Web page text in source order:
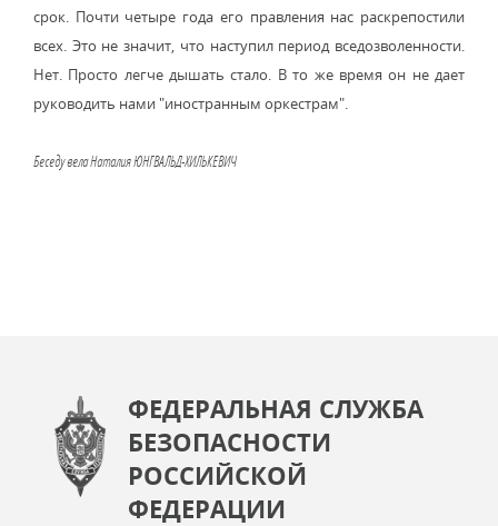
срок. Почти четыре года его правления нас раскрепостили
всех. Это не значит, что наступил период вседозволенности.
Нет. Просто легче дышать стало. В то же время он не дает
руководить нами "иностранным оркестрам".
Беседу вела Наталия ЮНГВАЛЬД-ХИЛЬКЕВИЧ
ФЕДЕРАЛЬНАЯ СЛУЖБА
БЕЗОПАСНОСТИ
РОССИЙСКОЙ
ФЕДЕРАЦИИ